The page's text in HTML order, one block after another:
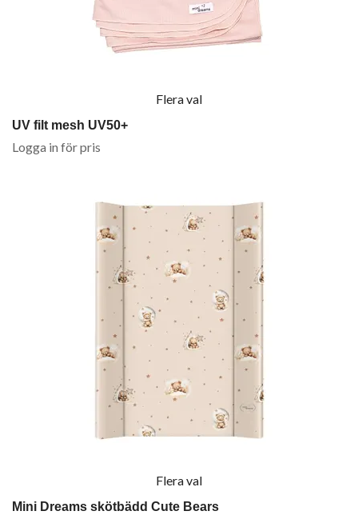
Flera val
UV filt mesh UV50+
Logga in för pris
Flera val
Mini Dreams skötbädd Cute Bears